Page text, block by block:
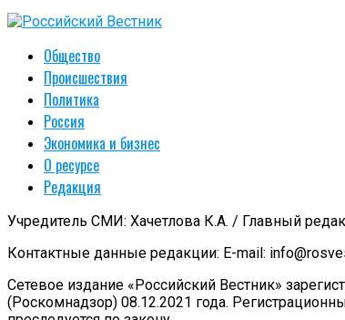
Общество
Происшествия
Политика
Россия
Экономика и бизнес
О ресурсе
Редакция
Учредитель СМИ: Хачетлова К.А. / Главный
Контактные данные редакции: E-mail:
Сетевое издание «Российский Вестник»
(Роскомнадзор) 08.12.2021 года.